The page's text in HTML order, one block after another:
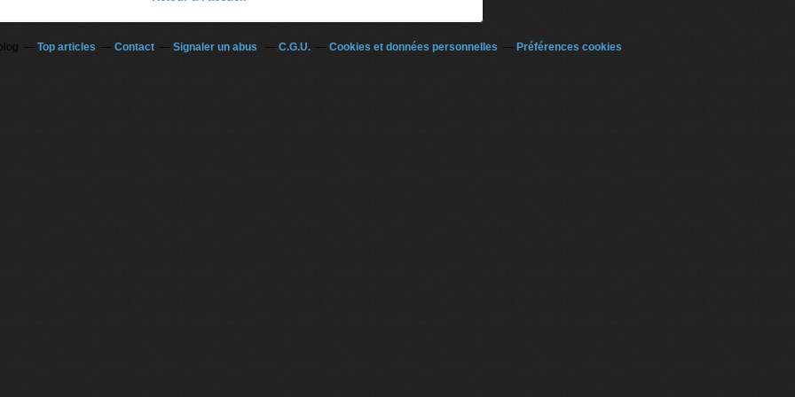
Top articles Contact Signaler un abus C.G.U. Cookies et données personnelles Préférences cookies